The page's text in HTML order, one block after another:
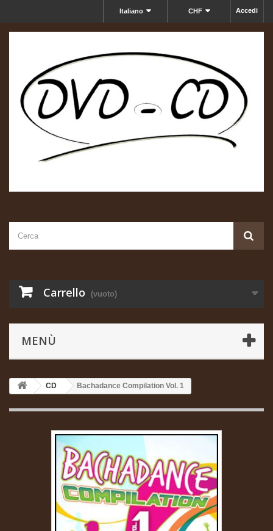
Accedi
CHF
Italiano
Carrello (vuoto)
MENÙ
CD Bachadance Compilation Vol. 1